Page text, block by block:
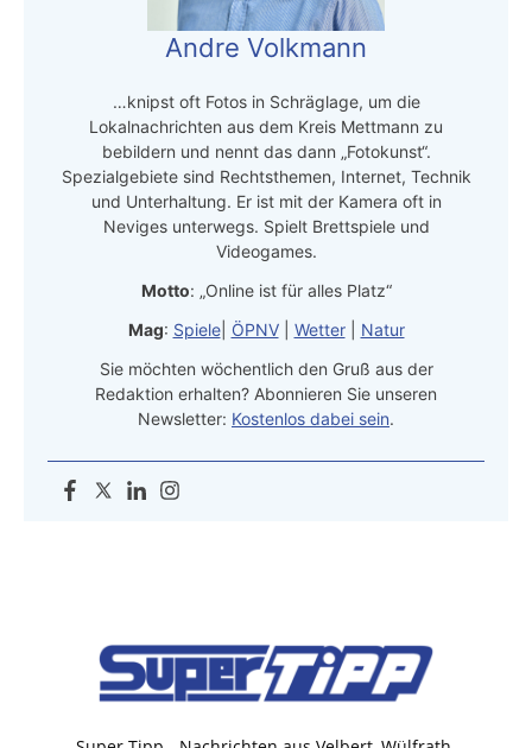
Andre Volkmann
…knipst oft Fotos in Schräglage, um die
Lokalnachrichten aus dem Kreis Mettmann zu
bebildern und nennt das dann „Fotokunst“.
Spezialgebiete sind Rechtsthemen, Internet, Technik
und Unterhaltung. Er ist mit der Kamera oft in
Neviges unterwegs. Spielt Brettspiele und
Videogames.
Motto: „Online ist für alles Platz“
Mag: Spiele| ÖPNV| Wetter| Natur
Sie möchten wöchentlich den Gruß aus der
Redaktion erhalten? Abonnieren Sie unseren
Newsletter: Kostenlos dabei sein.